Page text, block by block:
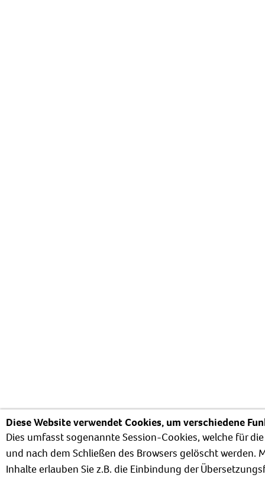
Diese Website verwendet Cookies, um verschiedene
Dies umfasst sogenannte Session-Cookies, welche für
und nach dem Schließen des Browsers gelöscht werden.
Inhalte erlauben Sie z.B. die Einbindung der